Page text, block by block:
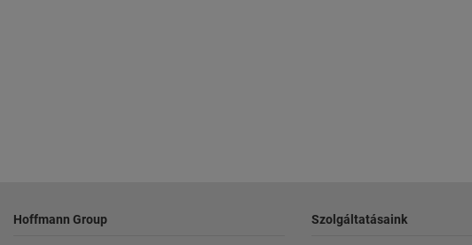
Hoffmann Group Szolgáltatásaink